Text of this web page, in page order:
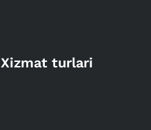
Xizmat turlari